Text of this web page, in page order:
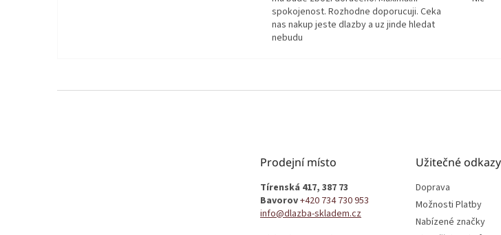
spokojenost. Rozhodne doporucuji. Ceka
nas nakup jeste dlazby a uz jinde hledat
nebudu
Prodejní místo
Tírenská 417, 387 73
Bavorov+420 734 730 953
info@dlazba-skladem.cz
Užitečné odkazy
Doprava
Možnosti Platby
Nabízené značky